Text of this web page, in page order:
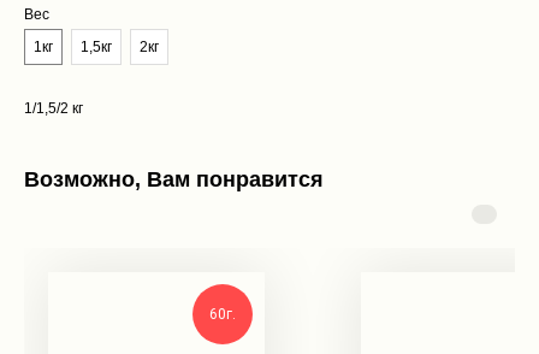
Вес
1кг
1,5кг 2кг
1/1,5/2 кг
Возможно, Вам понравится
60г.